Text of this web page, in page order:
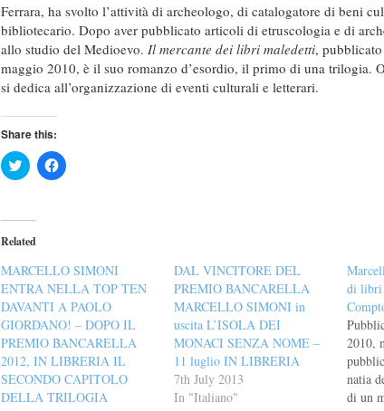
Ferrara, ha svolto l’attività di archeologo, di catalogatore di beni
bibliotecario. Dopo aver pubblicato articoli di etruscologia e di
allo studio del Medioevo. Il mercante dei libri maledetti,
maggio 2010, è il suo romanzo d’esordio, il primo di una trilogia.
si dedica all’organizzazione di eventi culturali e letterari.
Share this:
Click
to
(Opens
in
new
Click
to
Related
MARCELLO SIMONI
ENTRA NELLA TOP TEN
DAVANTI A PAOLO
GIORDANO! – DOPO IL
PREMIO BANCARELLA
2012, IN LIBRERIA IL
SECONDO CAPITOLO
DELLA TRILOGIA
DAL VINCITORE DEL
PREMIO BANCARELLA
MARCELLO SIMONI in
uscita L’ISOLA DEI
MONACI SENZA NOME –
11 luglio IN LIBRERIA
7th July 2013
In "Italiano"
di libri
2010,
natia
di un